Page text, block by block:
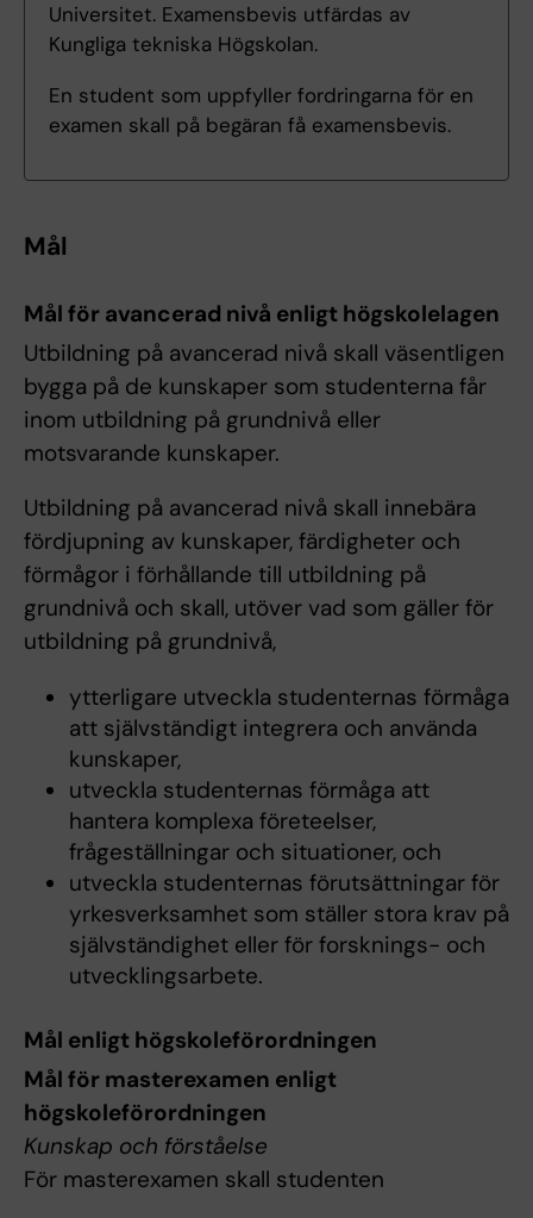
Universitet. Examensbevis utfärdas av
Kungliga tekniska Högskolan.
En student som uppfyller fordringarna för en
examen skall på begäran få examensbevis.
Mål
Mål för avancerad nivå enligt högskolelagen
Utbildning på avancerad nivå skall väsentligen
bygga på de kunskaper som studenterna får
inom utbildning på grundnivå eller
motsvarande kunskaper.
Utbildning på avancerad nivå skall innebära
fördjupning av kunskaper, färdigheter och
förmågor i förhållande till utbildning på
grundnivå och skall, utöver vad som gäller för
utbildning på grundnivå,
ytterligare utveckla studenternas förmåga
att självständigt integrera och använda
kunskaper,
utveckla studenternas förmåga att
hantera komplexa företeelser,
frågeställningar och situationer, och
utveckla studenternas förutsättningar för
yrkesverksamhet som ställer stora krav på
självständighet eller för forsknings- och
utvecklingsarbete.
Mål enligt högskoleförordningen
Mål för masterexamen enligt
högskoleförordningen
Kunskap och förståelse
För masterexamen skall studenten